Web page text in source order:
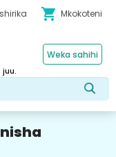
shopping_cart Mkokoteni
juu.
Weka sahihi